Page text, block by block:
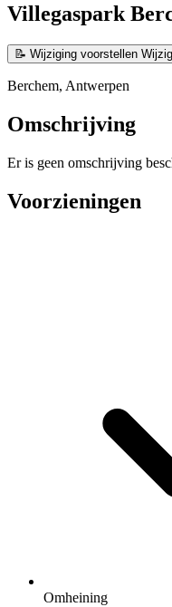
Villegaspark
📝 Wijziging voorstellen Wijzig
Berchem, Antwerpen
Omschrijving
Er is geen omschrijving
Voorzieningen
Omheining